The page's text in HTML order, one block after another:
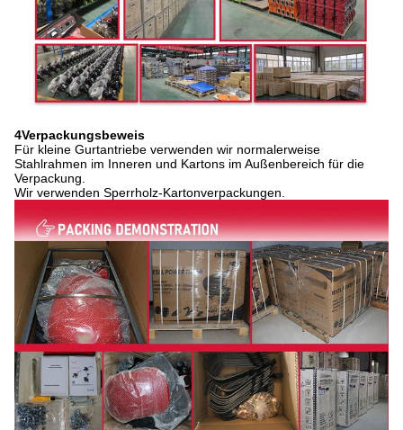
4Verpackungsbeweis
Für kleine Gurtantriebe verwenden wir normalerweise
Stahlrahmen im Inneren und Kartons im Außenbereich für die
Verpackung.
Wir verwenden Sperrholz-Kartonverpackungen.